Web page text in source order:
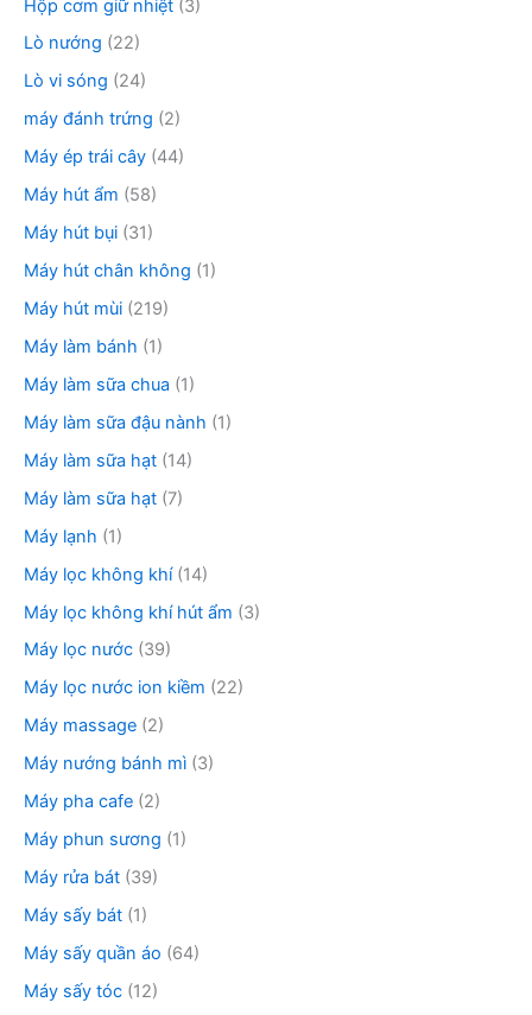
Hộp cơm giữ nhiệt (3)
Lò nướng (22)
Lò vi sóng (24)
máy đánh trứng (2)
Máy ép trái cây (44)
Máy hút ẩm (58)
Máy hút bụi (31)
Máy hút chân không (1)
Máy hút mùi (219)
Máy làm bánh (1)
Máy làm sữa chua (1)
Máy làm sữa đậu nành (1)
Máy làm sữa hạt (14)
Máy làm sữa hạt (7)
Máy lạnh (1)
Máy lọc không khí (14)
Máy lọc không khí hút ẩm (3)
Máy lọc nước (39)
Máy lọc nước ion kiềm (22)
Máy massage (2)
Máy nướng bánh mì (3)
Máy pha cafe (2)
Máy phun sương (1)
Máy rửa bát (39)
Máy sấy bát (1)
Máy sấy quần áo (64)
Máy sấy tóc (12)